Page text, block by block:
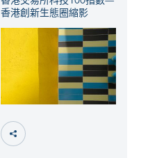
香港創新生態圈縮影